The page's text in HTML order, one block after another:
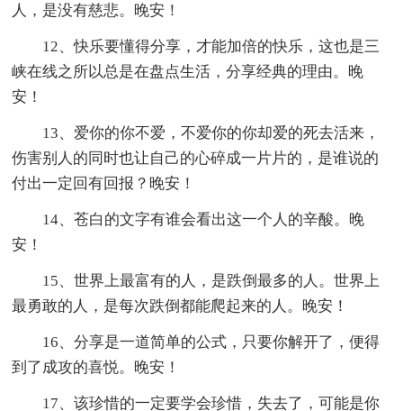
人，是没有慈悲。晚安！
12、快乐要懂得分享，才能加倍的快乐，这也是三
峡在线之所以总是在盘点生活，分享经典的理由。晚
安！
13、爱你的你不爱，不爱你的你却爱的死去活来，
伤害别人的同时也让自己的心碎成一片片的，是谁说的
付出一定回有回报？晚安！
14、苍白的文字有谁会看出这一个人的辛酸。晚
安！
15、世界上最富有的人，是跌倒最多的人。世界上
最勇敢的人，是每次跌倒都能爬起来的人。晚安！
16、分享是一道简单的公式，只要你解开了，便得
到了成攻的喜悦。晚安！
17、该珍惜的一定要学会珍惜，失去了，可能是你